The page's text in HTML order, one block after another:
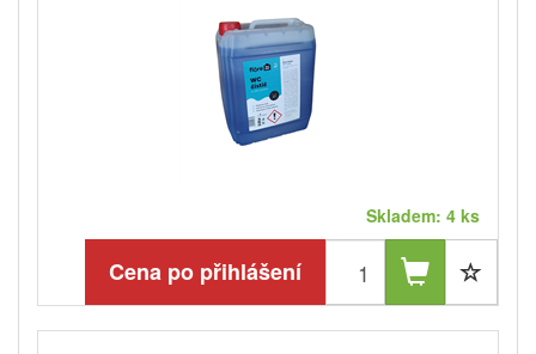
Skladem: 4 ks
Cena po přihlášení